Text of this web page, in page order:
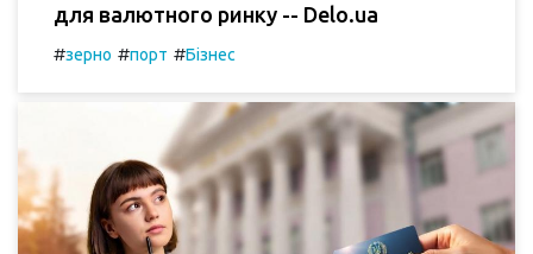
для валютного ринку -- Delo.ua
#зерно #порт #Бізнес